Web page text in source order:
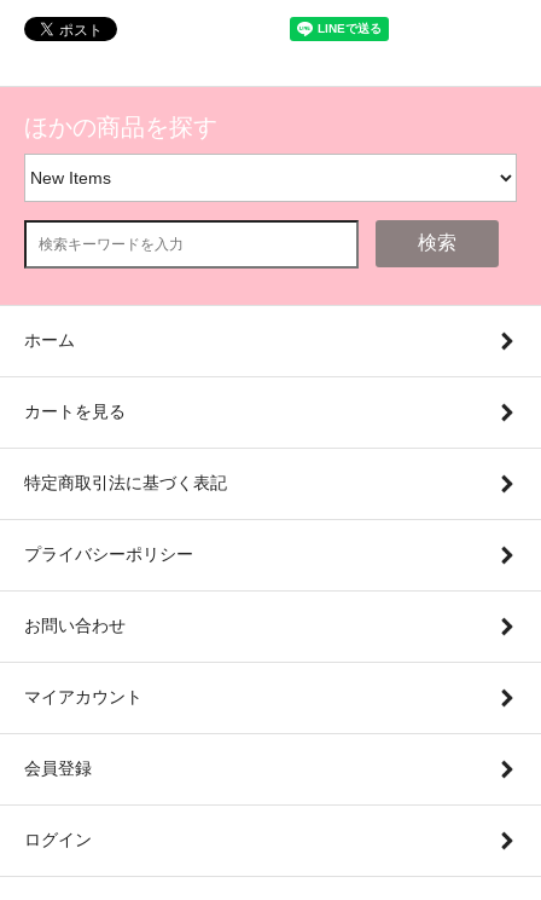
ほかの商品を探す
検索
ホーム
カートを見る
特定商取引法に基づく表記
プライバシーポリシー
お問い合わせ
マイアカウント
会員登録
ログイン